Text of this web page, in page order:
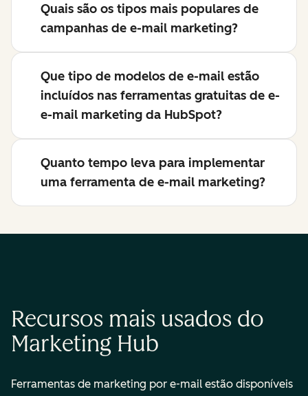
Quais são os tipos mais populares de
campanhas de e-mail marketing?
Que tipo de modelos de e-mail estão
incluídos nas ferramentas gratuitas de e-
e-mail marketing da HubSpot?
Quanto tempo leva para implementar
uma ferramenta de e-mail marketing?
Recursos mais usados do
Marketing Hub
Ferramentas de marketing por e-mail estão disponíveis